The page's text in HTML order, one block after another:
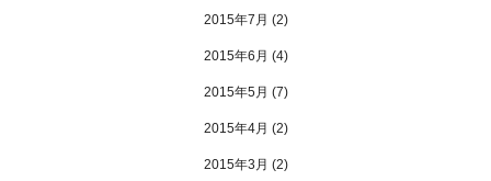
2015年7月 (2)
2015年6月 (4)
2015年5月 (7)
2015年4月 (2)
2015年3月 (2)